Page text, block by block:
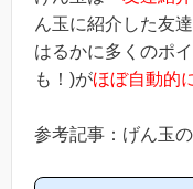
ん玉に紹介した友
はるかに多くのポ
も！)がほぼ自動的
参考記事：げん玉